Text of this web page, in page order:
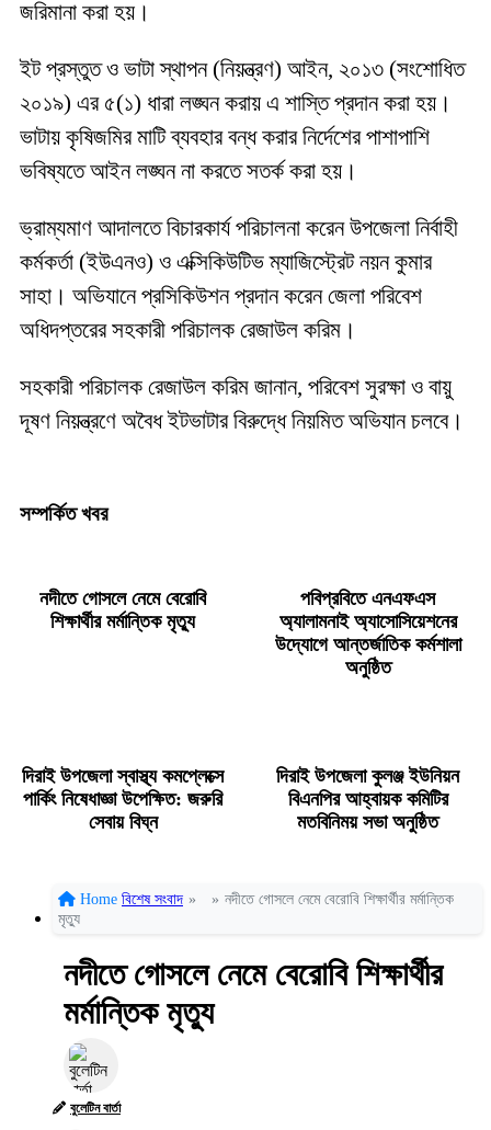
জরিমানা করা হয়।
ইট প্রস্তুত ও ভাটা স্থাপন (নিয়ন্ত্রণ) আইন, ২০১৩ (সংশোধিত
২০১৯) এর ৫(১) ধারা লঙ্ঘন করায় এ শাস্তি প্রদান করা হয়।
ভাটায় কৃষিজমির মাটি ব্যবহার বন্ধ করার নির্দেশের পাশাপাশি
ভবিষ্যতে আইন লঙ্ঘন না করতে সতর্ক করা হয়।
ভ্রাম্যমাণ আদালতে বিচারকার্য পরিচালনা করেন উপজেলা নির্বাহী
কর্মকর্তা (ইউএনও) ও এক্সিকিউটিভ ম্যাজিস্ট্রেট নয়ন কুমার
সাহা। অভিযানে প্রসিকিউশন প্রদান করেন জেলা পরিবেশ
অধিদপ্তরের সহকারী পরিচালক রেজাউল করিম।
সহকারী পরিচালক রেজাউল করিম জানান, পরিবেশ সুরক্ষা ও বায়ু
দূষণ নিয়ন্ত্রণে অবৈধ ইটভাটার বিরুদ্ধে নিয়মিত অভিযান চলবে।
সম্পর্কিত খবর
নদীতে গোসলে নেমে বেরোবি
শিক্ষার্থীর মর্মান্তিক মৃত্যু
পবিপ্রবিতে এনএফএস
অ্যালামনাই অ্যাসোসিয়েশনের
উদ্যোগে আন্তর্জাতিক কর্মশালা
অনুষ্ঠিত
দিরাই উপজেলা স্বাস্থ্য কমপ্লেক্সে
পার্কিং নিষেধাজ্ঞা উপেক্ষিত: জরুরি
সেবায় বিঘ্ন
দিরাই উপজেলা কুলঞ্জ ইউনিয়ন
বিএনপির আহ্বায়ক কমিটির
মতবিনিময় সভা অনুষ্ঠিত
Home বিশেষ সংবাদ » » নদীতে গোসলে নেমে বেরোবি শিক্ষার্থীর মর্মান্তিক
মৃত্যু
নদীতে গোসলে নেমে বেরোবি শিক্ষার্থীর
মর্মান্তিক মৃত্যু
বুলেটিন বার্তা